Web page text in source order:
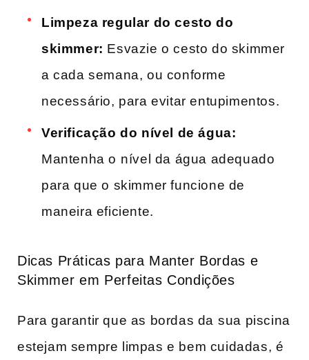
Limpeza regular do cesto do
skimmer: Esvazie o‌ cesto do skimmer
a cada semana, ou conforme
necessário, para evitar entupimentos.
Verificação do nível ‍de água:
Mantenha o⁤ nível da água adequado
para​ que o skimmer funcione de
maneira eficiente.
Dicas Práticas para Manter Bordas⁢ e
Skimmer ⁣em Perfeitas Condições
Para garantir ​que as bordas da ⁢sua piscina
estejam sempre limpas e bem cuidadas, é